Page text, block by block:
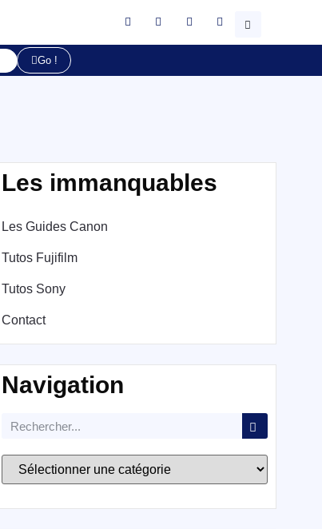
Go !
Les immanquables
Les Guides Canon
Tutos Fujifilm
Tutos Sony
Contact
Navigation